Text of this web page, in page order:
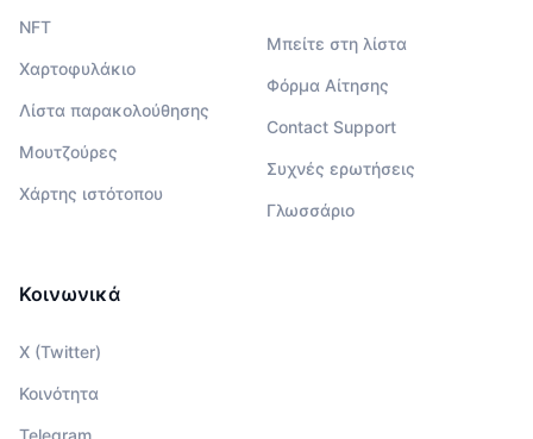
NFT
Χαρτοφυλάκιο
Λίστα παρακολούθησης
Μουτζούρες
Χάρτης ιστότοπου
Μπείτε στη λίστα
Φόρμα Αίτησης
Contact Support
Συχνές ερωτήσεις
Γλωσσάριο
Κοινωνικά
X (Twitter)
Κοινότητα